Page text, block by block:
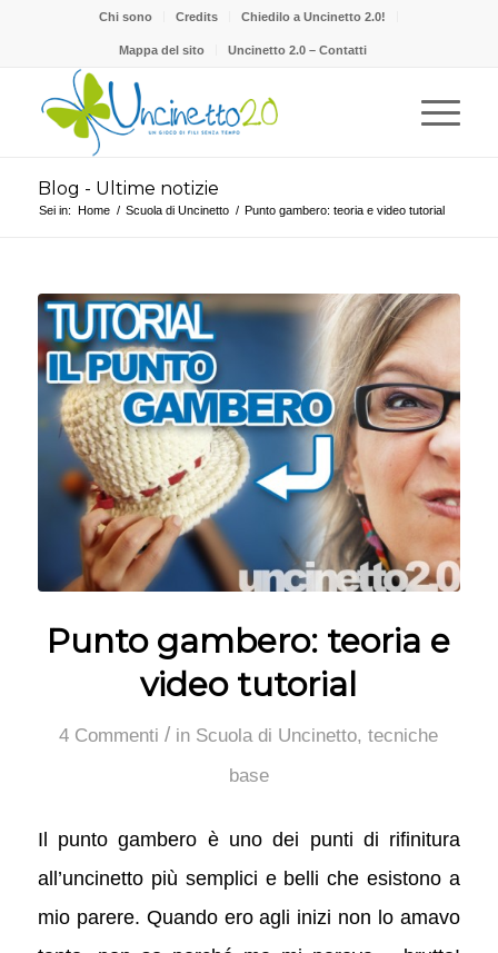
Chi sono Credits Chiedilo a Uncinetto 2.0!
Mappa del sito Uncinetto 2.0 – Contatti
Blog - Ultime notizie
Sei in: Home / Scuola di Uncinetto / Punto gambero: teoria e video tutorial
Punto gambero: teoria e
video tutorial
4 Commenti / in Scuola di Uncinetto,tecniche
base
Il punto gambero è uno dei punti di rifinitura
all’uncinetto più semplici e belli che esistono a
mio parere. Quando ero agli inizi non lo amavo